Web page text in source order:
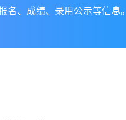
、成绩、录用公示等信息。